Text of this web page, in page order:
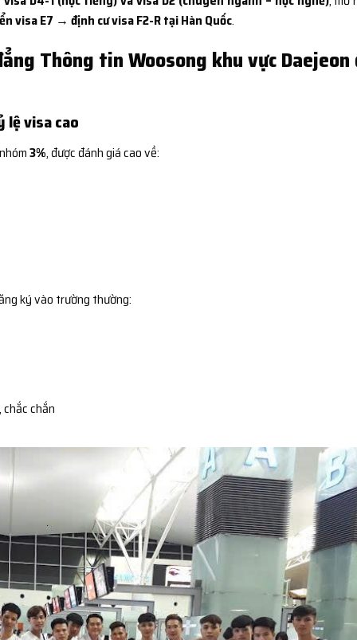
E7 → định cư visa F2-R tại Hàn Quốc.
Thông tin Woosong khu vực Daejeon
lệ visa cao
3%, được đánh giá cao về:
ký vào trường thường:
chắn